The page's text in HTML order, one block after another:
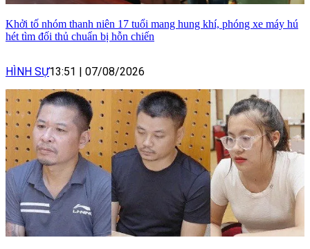
Khởi tố nhóm thanh niên 17 tuổi mang hung khí, phóng xe máy hú
hét tìm đối thủ chuẩn bị hỗn chiến
HÌNH SỰ13:51 | 07/08/2026